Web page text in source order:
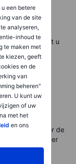
een betere
van de site
analyseren,
inhoud te
te maken met
kiezen, geeft
en de
van
beheren"
U kunt uw
of uw
met het
en ons
uw
±5%. Dit helpt u
aan
en
zonder
investeer voor de
Ik accepteer
Het is